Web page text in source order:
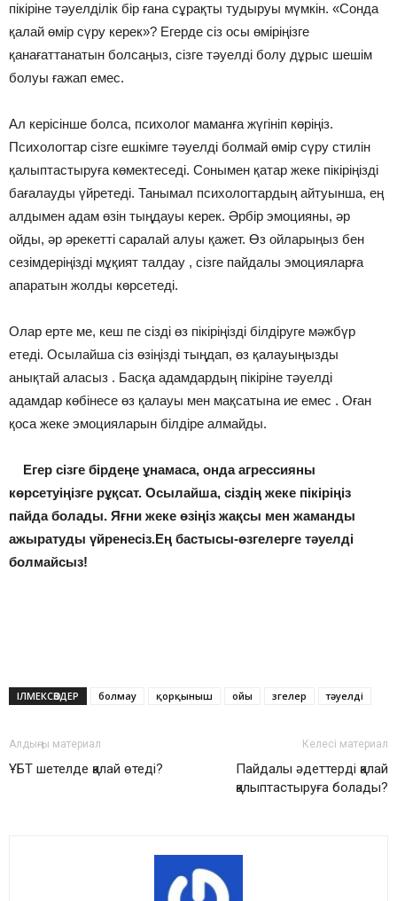
пікіріне тәуелділік бір ғана сұрақты тудыруы мүмкін. «Сонда
қалай өмір сүру керек»? Егерде сіз осы өміріңізге
қанағаттанатын болсаңыз, сізге тәуелді болу дұрыс шешім
болуы ғажап емес.
Ал керісінше болса, психолог маманға жүгініп көріңіз.
Психологтар сізге ешкімге тәуелді болмай өмір сүру стилін
қалыптастыруға көмектеседі. Сонымен қатар жеке пікіріңізді
бағалауды үйретеді. Танымал психологтардың айтуынша, ең
алдымен адам өзін тыңдауы керек. Әрбір эмоцияны, әр
ойды, әр әрекетті саралай алуы қажет. Өз ойларыңыз бен
сезімдеріңізді мұқият талдау , сізге пайдалы эмоцияларға
апаратын жолды көрсетеді.
Олар ерте ме, кеш пе сізді өз пікіріңізді білдіруге мәжбүр
етеді. Осылайша сіз өзіңізді тыңдап, өз қалауыңызды
анықтай аласыз . Басқа адамдардың пікіріне тәуелді
адамдар көбінесе өз қалауы мен мақсатына ие емес . Оған
қоса жеке эмоцияларын білдіре алмайды.
Егер сізге бірдеңе ұнамаса, онда агрессияны
көрсетуіңізге рұқсат. Осылайша, сіздің жеке пікіріңіз
пайда болады. Яғни жеке өзіңіз жақсы мен жаманды
ажыратуды үйренесіз.Ең бастысы-өзгелерге тәуелді
болмайсыз!
ІЛМЕКСӨЗДЕР болмау қорқыныш ойы Өзгелер тәуелді
Алдыңғы материал
ҰБТ шетелде қалай өтеді?
Келесі материал
Пайдалы әдеттерді қалай
қалыптастыруға болады?